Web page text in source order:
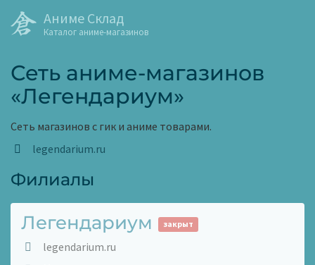
Аниме Склад
Каталог аниме-магазинов
Сеть аниме-магазинов
«Легендариум»
Сеть магазинов с гик и аниме товарами.
legendarium.ru
Филиалы
Легендариум закрыт
legendarium.ru